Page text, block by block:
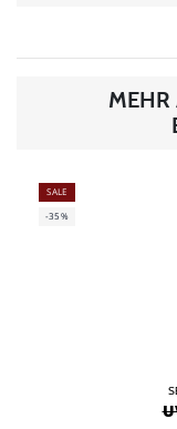
MEHR
SALE
-35%